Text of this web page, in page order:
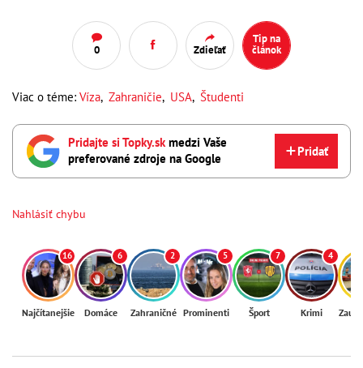
0 Zdieľať
Tip na
článok
Viac o téme: Víza, Zahraničie, USA, Študenti
Pridajte si Topky.skmedzi Vaše
preferované zdroje na Google
Pridať
Nahlásiť chybu
16
Najčítanejšie
6
Domáce
2
Zahraničné
5
Prominenti
7
Šport
4
Krimi